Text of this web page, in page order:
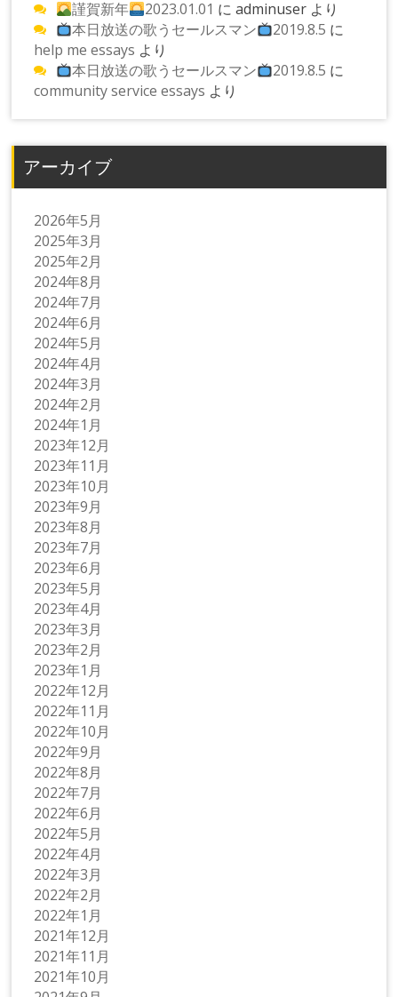
謹賀新年 2023.01.01 に adminuserより
本日放送の歌うセールスマン
2019.8.5 に
help me essays より
本日放送の歌うセールスマン
2019.8.5 に
community service essays より
アーカイブ
2026年5月
2025年3月
2025年2月
2024年8月
2024年7月
2024年6月
2024年5月
2024年4月
2024年3月
2024年2月
2024年1月
2023年12月
2023年11月
2023年10月
2023年9月
2023年8月
2023年7月
2023年6月
2023年5月
2023年4月
2023年3月
2023年2月
2023年1月
2022年12月
2022年11月
2022年10月
2022年9月
2022年8月
2022年7月
2022年6月
2022年5月
2022年4月
2022年3月
2022年2月
2022年1月
2021年12月
2021年11月
2021年10月